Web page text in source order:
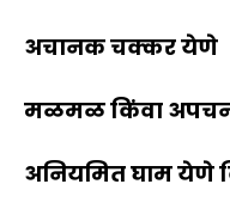
अचानक चक्कर येणे
मळमळ किंवा
अनियमित घाम येणे